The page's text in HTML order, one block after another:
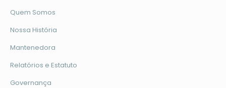
Quem Somos
Nossa História
Mantenedora
Relatórios e Estatuto
Governança